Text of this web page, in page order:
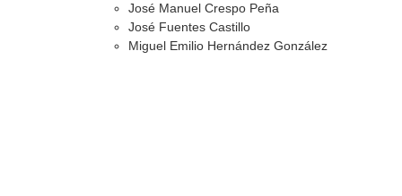
José Manuel Crespo Peña
José Fuentes Castillo
Miguel Emilio Hernández González